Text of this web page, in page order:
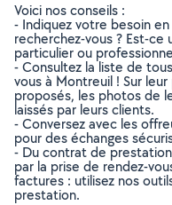
Voici nos conseils :
- Indiquez votre besoin
recherchez-vous ? Est-
particulier ou
- Consultez la liste de
vous à Montreuil ! Sur
proposés, les photos de
laissés par leurs clients.
- Conversez avec les
pour des échanges
- Du contrat de
par la prise de rendez-
factures : utilisez nos
prestation.